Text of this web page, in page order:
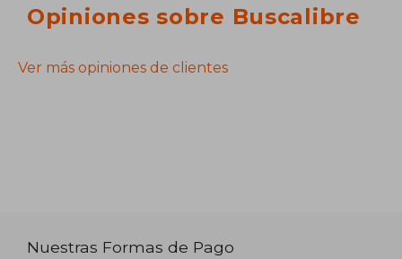
Opiniones sobre Buscalibre
Ver más opiniones de clientes
Nuestras Formas de Pago